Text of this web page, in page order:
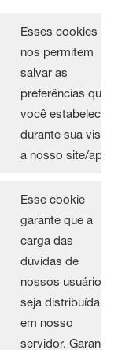
Esses cookies
nos permitem
salvar as
preferências que
você estabelece
durante sua visita
a nosso site/app.
Esse cookie
garante que a
carga das
dúvidas de
nossos usuários
seja distribuída
em nosso
servidor. Garante